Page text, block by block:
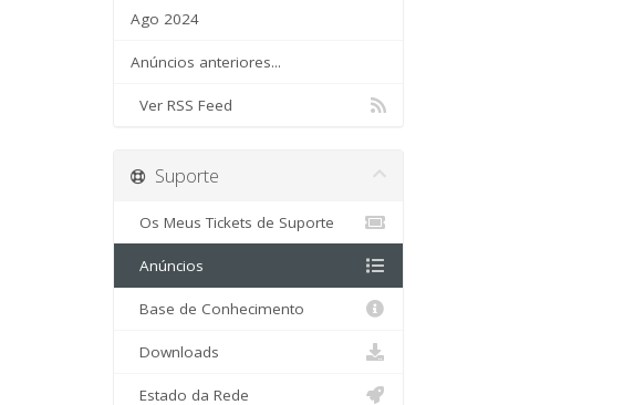
Ago 2024
Anúncios anteriores...
Ver RSS Feed
Suporte
Os Meus Tickets de Suporte
Anúncios
Base de Conhecimento
Downloads
Estado da Rede